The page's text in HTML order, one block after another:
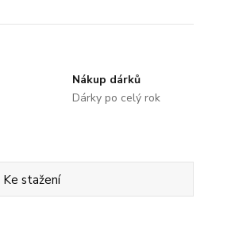
Nákup dárků
Dárky po celý rok
Ke stažení